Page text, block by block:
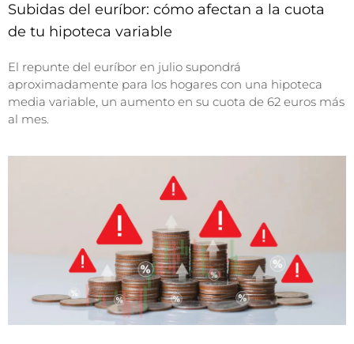
Subidas del euríbor: cómo afectan a la cuota
de tu hipoteca variable
El repunte del euríbor en julio supondrá
aproximadamente para los hogares con una hipoteca
media variable, un aumento en su cuota de 62 euros más
al mes.